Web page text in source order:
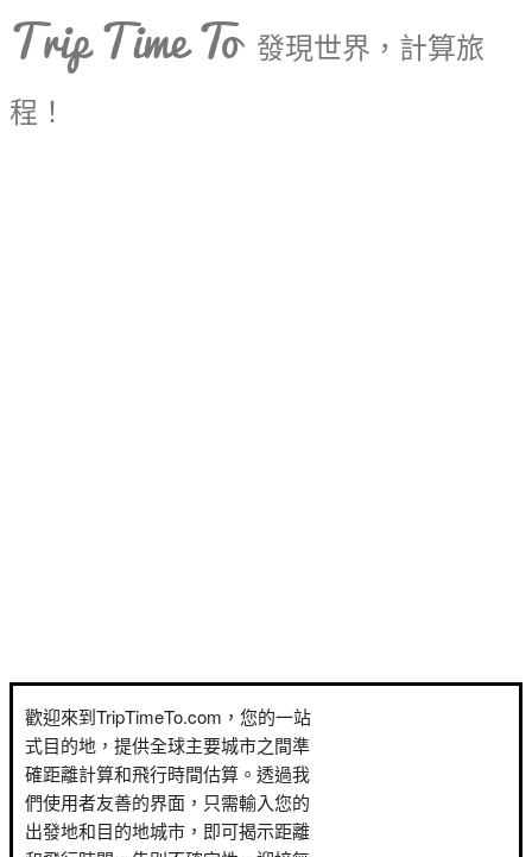
Trip Time To 發現世界，計算旅
程！
歡迎來到TripTimeTo.com，您的一站
式目的地，提供全球主要城市之間準
確距離計算和飛行時間估算。透過我
們使用者友善的界面，只需輸入您的
出發地和目的地城市，即可揭示距離